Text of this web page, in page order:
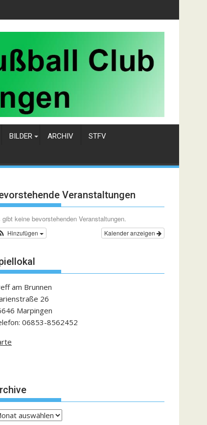
BILDER ARCHIV STFV
Veranstaltungen
gibt keine bevorstehenden Veranstaltungen.
Kalender anzeigen
Hinzufügen
am Brunnen
26
Marpingen
06853-8562452